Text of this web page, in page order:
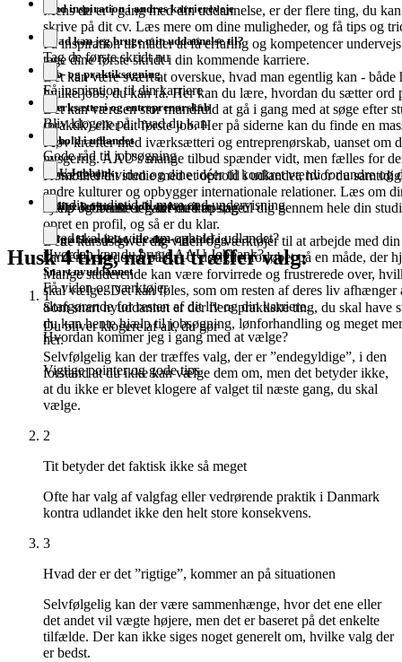
Mens du er i gang med din uddannelse, er der flere ting, du
skrive på dit cv. Læs mere om dine muligheder, og få tips og
Tag de første skridt nu
Find inspiration i andres karriereveje
Få inspiration til måder at få erfaring og kompetencer
tage dine første skridt i din kommende karriere.
Få inspiration til din karriere
Hvad kan jeg bruge min uddannelse til?
Det kan være svært at overskue, hvad man egentlig kan - både
hvilke jobs, du kan få. Her kan du lære, hvordan du sætter ord
Bliv klogere på, hvad du kan
Job- og praktiksøgning
Det kan være en stor mundfuld at gå i gang med at søge efter
(praktik) eller dit første job. Her på siderne kan du finde en
Gode råd til jobsøgning
Iværksætteri og entreprenørskab
Prøv kræfter med iværksætteri og entreprenørskab, uanset om
nysgerrig. AAU's mange tilbud spænder vidt, men fælles for
omsætte din viden og dine idéer til konkret værdi for andre og
Gør din studietid til mere end undervisning
Ophold i udlandet
Kombiner dit studie med et ophold i udlandet, hvor du
andre kulturer og opbygger internationale relationer. Læs om
hjælp og hvilke legater du kan søge.
Hvad skal jeg vide om ophold i udlandet?
AAU Jobbank
AAU Jobbank er fyldt med opslag til dig gennem hele din
opret en profil, og så er du klar.
Hvordan kan du bruge AAU Jobbank?
Online kursus om job og karriere
Dette kursus giver dig viden og værktøjer til at arbejde med
karrierevejlederne på AAU designet forløbet på en måde, der
Få viden og værktøjer
Valg af kandidat, tilvalgs- og sidefag
Mange studerende kan være forvirrede og frustrerede over,
skal vælge. Det kan føles, som om resten af deres liv afhænger
altafgørende for resten af dit liv og din karriere.
Hvordan kommer jeg i gang med at vælge?
Snart nyuddannet
Som snart nyuddannet er der flere praktiske ting, du skal have
du kan hente hjælp til jobsøgning, lønforhandling og meget
her.
Vigtige pointer og gode tips
Husk 4 ting, når du træffer valg:
1
Du bliver klogere af alt, du gør
Selvfølgelig kan der træffes valg, der er ”endegyldige”, i den
forstand at du ikke kan vælge dem om, men det betyder ikke,
at du ikke er blevet klogere af valget til næste gang, du skal
vælge.
2
Tit betyder det faktisk ikke så meget
Ofte har valg af valgfag eller vedrørende praktik i Danmark
kontra udlandet ikke den helt store konsekvens.
3
Hvad der er det ”rigtige”, kommer an på situationen
Selvfølgelig kan der være sammenhænge, hvor det ene eller
det andet vil vægte højere, men det er baseret på det enkelte
tilfælde. Der kan ikke siges noget generelt om, hvilke valg der
er bedst.